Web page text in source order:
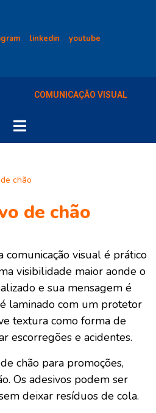
linkedin youtube
COMUNICAÇÃO VISUAL
chão
de chão
comunicação visual é prático
visibilidade maior aonde o
e sua mensagem é
laminado com um protetor
textura como forma de
escorregões e acidentes.
chão para promoções,
Os adesivos podem ser
deixar resíduos de cola.